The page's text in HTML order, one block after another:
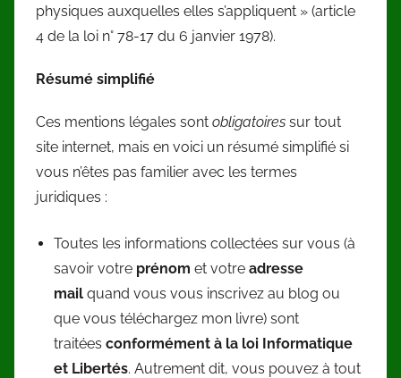
physiques auxquelles elles s’appliquent » (article
4 de la loi n° 78-17 du 6 janvier 1978).
Résumé simplifié
Ces mentions légales sont obligatoires sur tout
site internet, mais en voici un résumé simplifié si
vous n’êtes pas familier avec les termes
juridiques :
Toutes les informations collectées sur vous (à
savoir votre prénom et votre adresse
mail quand vous vous inscrivez au blog ou
que vous téléchargez mon livre) sont
traitées conformément à la loi Informatique
et Libertés. Autrement dit, vous pouvez à tout